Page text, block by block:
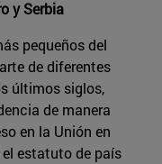
y Serbia
pequeños del
de diferentes
últimos siglos,
de manera
en la Unión en
estatuto de país